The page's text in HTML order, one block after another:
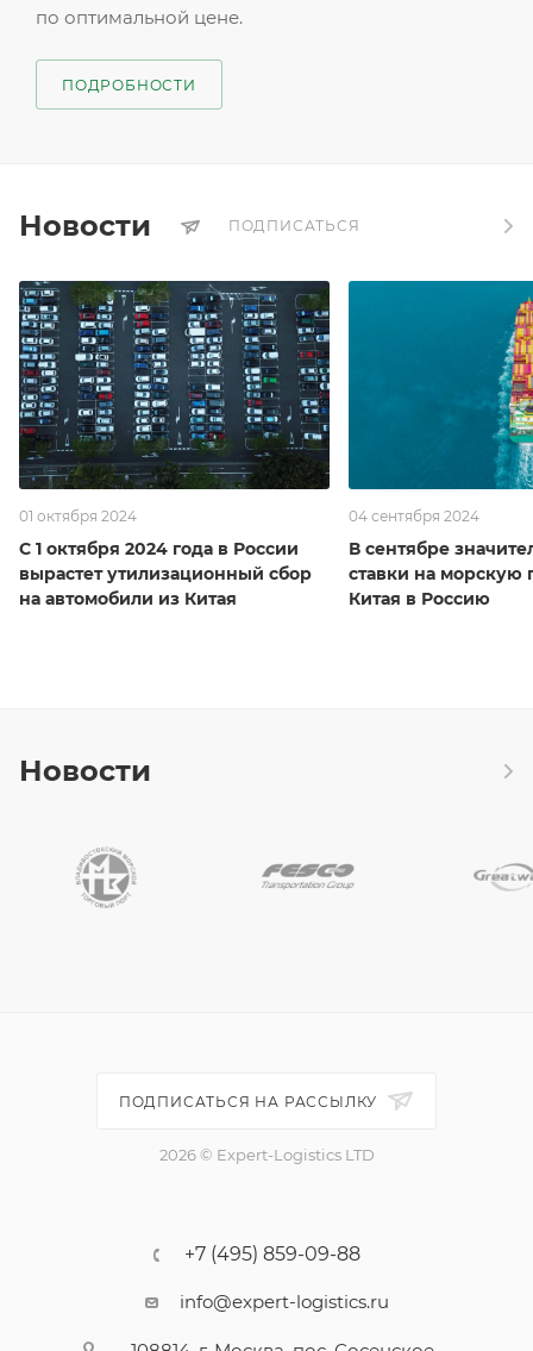
по оптимальной цене.
ПОДРОБНОСТИ
Новости ПОДПИСАТЬСЯ
01 октября 2024
С 1 октября 2024 года в России
вырастет утилизационный сбор
на автомобили из Китая
04 сентября 2024
В сентябре
ставки на морскую
Китая в Россию
Новости
ПОДПИСАТЬСЯ НА РАССЫЛКУ
2026 © Expert-Logistics LTD
+7 (495) 859-09-88
info@expert-logistics.ru